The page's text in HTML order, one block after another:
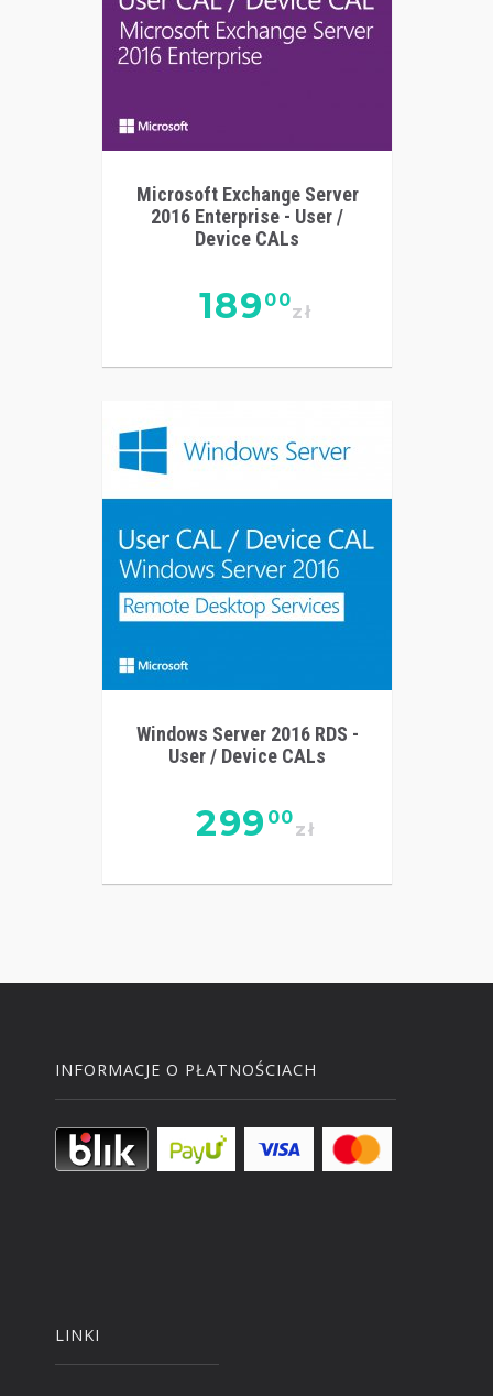
Microsoft Exchange Server
2016 Enterprise - User /
Device CALs
189 00
zł
Windows Server 2016 RDS -
User / Device CALs
299 00
zł
INFORMACJE O PŁATNOŚCIACH
LINKI